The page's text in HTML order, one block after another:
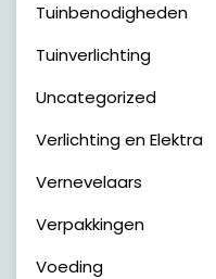
Tuinbenodigheden
Tuinverlichting
Uncategorized
Verlichting en Elektra
Vernevelaars
Verpakkingen
Voeding